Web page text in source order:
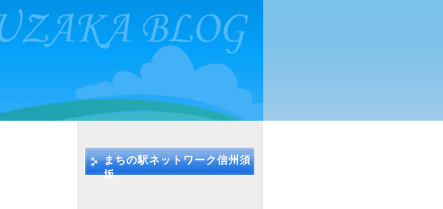
まちの駅ネットワーク信州須
坂